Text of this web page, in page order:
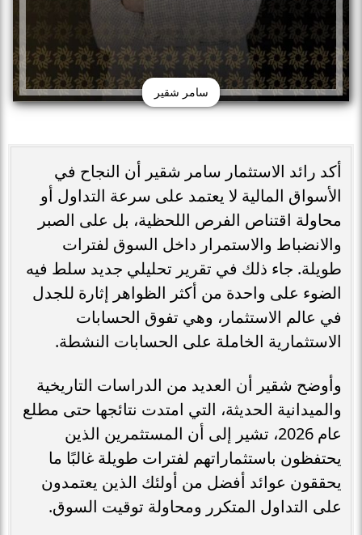
سامر شقير
أكد رائد الاستثمار سامر شقير أن النجاح في
الأسواق المالية لا يعتمد على سرعة التداول أو
محاولة اقتناص الفرص اللحظية، بل على الصبر
والانضباط والاستمرار داخل السوق لفترات
طويلة. جاء ذلك في تقرير تحليلي جديد سلط فيه
الضوء على واحدة من أكثر الظواهر إثارة للجدل
في عالم الاستثمار، وهي تفوق الحسابات
الاستثمارية الخاملة على الحسابات النشطة.
وأوضح شقير أن العديد من الدراسات التاريخية
والميدانية الحديثة، التي امتدت نتائجها حتى مطلع
عام 2026، تشير إلى أن المستثمرين الذين
يحتفظون باستثماراتهم لفترات طويلة غالبًا ما
يحققون عوائد أفضل من أولئك الذين يعتمدون
على التداول المتكرر ومحاولة توقيت السوق.